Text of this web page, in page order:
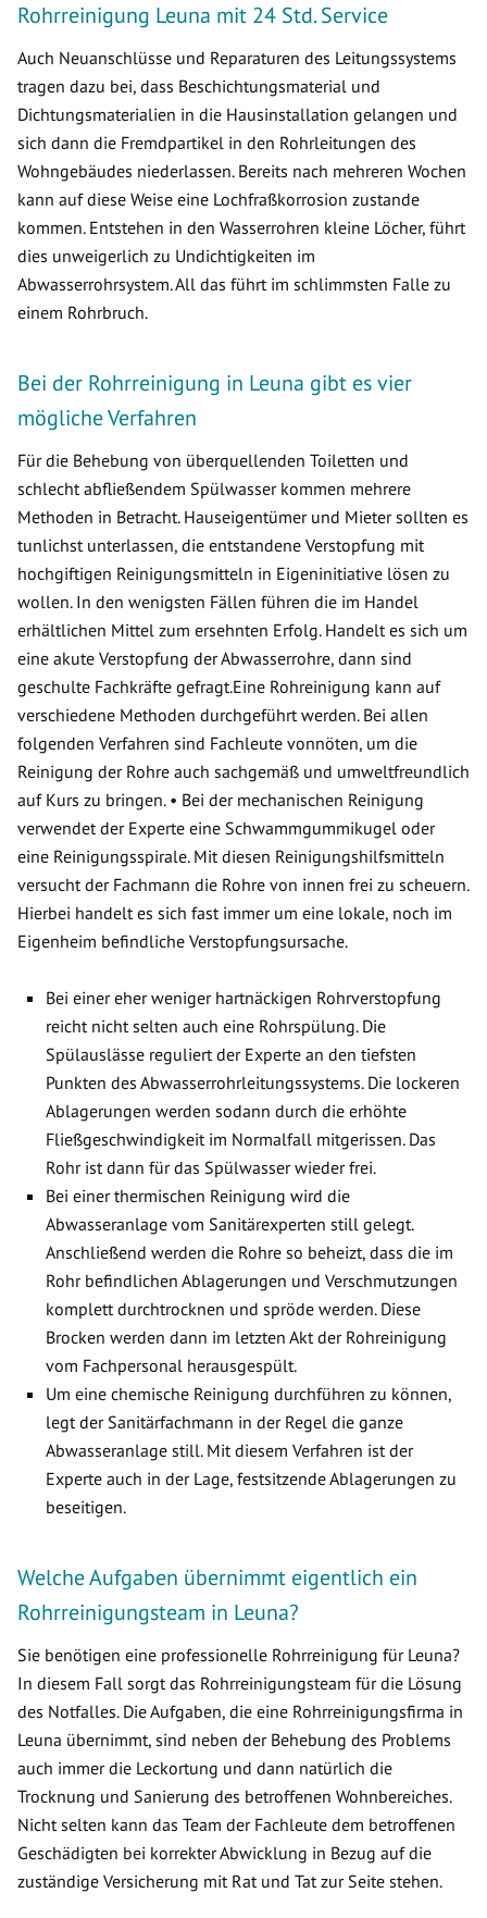
Rohrreinigung Leuna mit 24 Std. Service
Auch Neuanschlüsse und Reparaturen des Leitungssystems
tragen dazu bei, dass Beschichtungsmaterial und
Dichtungsmaterialien in die Hausinstallation gelangen und
sich dann die Fremdpartikel in den Rohrleitungen des
Wohngebäudes niederlassen. Bereits nach mehreren Wochen
kann auf diese Weise eine Lochfraßkorrosion zustande
kommen. Entstehen in den Wasserrohren kleine Löcher, führt
dies unweigerlich zu Undichtigkeiten im
Abwasserrohrsystem. All das führt im schlimmsten Falle zu
einem Rohrbruch.
Bei der Rohrreinigung in Leuna gibt es vier
mögliche Verfahren
Für die Behebung von überquellenden Toiletten und
schlecht abfließendem Spülwasser kommen mehrere
Methoden in Betracht. Hauseigentümer und Mieter sollten es
tunlichst unterlassen, die entstandene Verstopfung mit
hochgiftigen Reinigungsmitteln in Eigeninitiative lösen zu
wollen. In den wenigsten Fällen führen die im Handel
erhältlichen Mittel zum ersehnten Erfolg. Handelt es sich um
eine akute Verstopfung der Abwasserrohre, dann sind
geschulte Fachkräfte gefragt.Eine Rohreinigung kann auf
verschiedene Methoden durchgeführt werden. Bei allen
folgenden Verfahren sind Fachleute vonnöten, um die
Reinigung der Rohre auch sachgemäß und umweltfreundlich
auf Kurs zu bringen. • Bei der mechanischen Reinigung
verwendet der Experte eine Schwammgummikugel oder
eine Reinigungsspirale. Mit diesen Reinigungshilfsmitteln
versucht der Fachmann die Rohre von innen frei zu scheuern.
Hierbei handelt es sich fast immer um eine lokale, noch im
Eigenheim befindliche Verstopfungsursache.
Bei einer eher weniger hartnäckigen Rohrverstopfung
reicht nicht selten auch eine Rohrspülung. Die
Spülauslässe reguliert der Experte an den tiefsten
Punkten des Abwasserrohrleitungssystems. Die lockeren
Ablagerungen werden sodann durch die erhöhte
Fließgeschwindigkeit im Normalfall mitgerissen. Das
Rohr ist dann für das Spülwasser wieder frei.
Bei einer thermischen Reinigung wird die
Abwasseranlage vom Sanitärexperten still gelegt.
Anschließend werden die Rohre so beheizt, dass die im
Rohr befindlichen Ablagerungen und Verschmutzungen
komplett durchtrocknen und spröde werden. Diese
Brocken werden dann im letzten Akt der Rohreinigung
vom Fachpersonal herausgespült.
Um eine chemische Reinigung durchführen zu können,
legt der Sanitärfachmann in der Regel die ganze
Abwasseranlage still. Mit diesem Verfahren ist der
Experte auch in der Lage, festsitzende Ablagerungen zu
beseitigen.
Welche Aufgaben übernimmt eigentlich ein
Rohrreinigungsteam in Leuna?
Sie benötigen eine professionelle Rohrreinigung für Leuna?
In diesem Fall sorgt das Rohrreinigungsteam für die Lösung
des Notfalles. Die Aufgaben, die eine Rohrreinigungsfirma in
Leuna übernimmt, sind neben der Behebung des Problems
auch immer die Leckortung und dann natürlich die
Trocknung und Sanierung des betroffenen Wohnbereiches.
Nicht selten kann das Team der Fachleute dem betroffenen
Geschädigten bei korrekter Abwicklung in Bezug auf die
zuständige Versicherung mit Rat und Tat zur Seite stehen.